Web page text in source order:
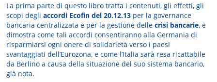
La prima parte di questo libro tratta i contenuti, gli effetti, gli
scopi degliaccordi Ecofin del 20.12.13 per la governance
bancaria centralizzata e per la gestione dellecrisi bancarie, e
dimostra come tali accordi consentiranno alla Germania di
risparmiarsi ogni onere di solidarietà verso i paesi
svantaggiati dell’Eurozona, e come l’Italia sarà resa ricattabile
da Berlino a causa della situazione del suo sistema bancario,
già nota.